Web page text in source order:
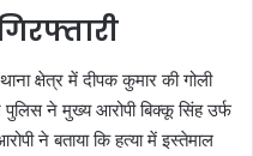
क्षेत्र में दीपक कुमार की गोली
ने मुख्य आरोपी बिक्कू सिंह उर्फ
ने बताया कि हत्या में इस्तेमाल